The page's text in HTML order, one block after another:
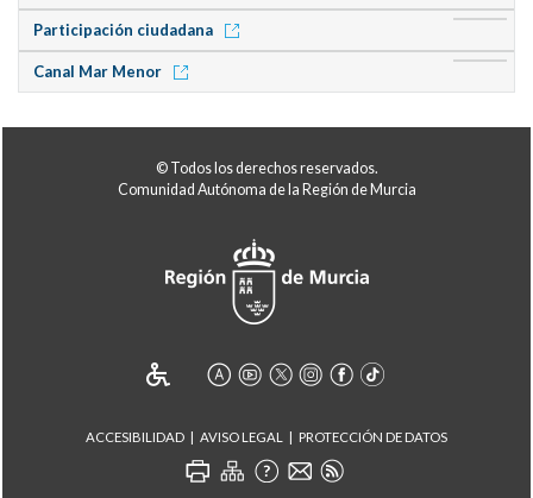
Participación ciudadana
Canal Mar Menor
© Todos los derechos reservados.
Comunidad Autónoma de la Región de Murcia
ACCESIBILIDAD AVISO LEGAL PROTECCIÓN DE DATOS